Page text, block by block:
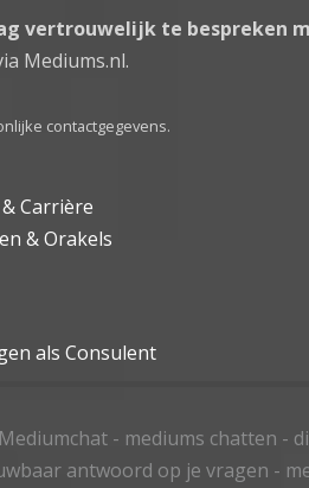
vertrouwelijk te bespreken
Mediums.nl.
contactgegevens.
Carrière
& Orakels
als Consulent
- mediums chatten -
antwoord op je vragen -